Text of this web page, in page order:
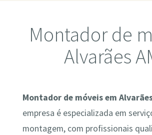
Montador de
Alvarães
Montador de móveis em
empresa é especializada em
montagem, com profissionais